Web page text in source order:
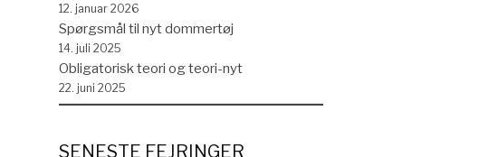
12. januar 2026
Spørgsmål til nyt dommertøj
14. juli 2025
Obligatorisk teori og teori-nyt
22. juni 2025
SENESTE FEJRINGER